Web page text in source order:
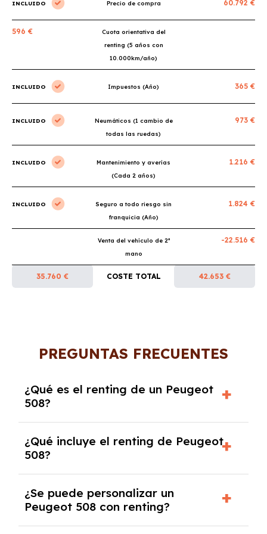
INCLUIDO Precio de compra 60.792 €
596 €
Cuota orientativa del
renting (5 años con
10.000km/año)
INCLUIDO Impuestos (Año) 365 €
INCLUIDO
Neumáticos (1 cambio de
todas las ruedas)
973 €
INCLUIDO
Mantenimiento y averías
(Cada 2 años)
1.216 €
INCLUIDO
Seguro a todo riesgo sin
franquicia (Año)
1.824 €
Venta del vehículo de 2ª
mano
-22.516 €
35.760 € COSTE TOTAL 42.653 €
PREGUNTAS FRECUENTES
¿Qué es el renting de un Peugeot
508?
de alquiler a largo plazo en el que pagas una
cuota mensual fija por el uso del coche
durante un periodo determinado,
generalmente entre 2 y 5 años.
¿Qué incluye el renting de Peugeot
508?
seguro a todo riesgo, mantenimiento,
reparaciones, impuestos, asistencia en
carretera y gestión de la documentación.
¿Se puede personalizar un
Peugeot 508 con renting?